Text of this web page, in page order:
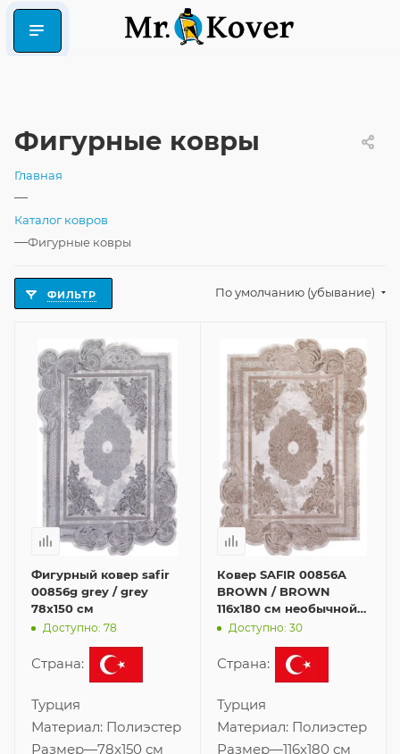
Фигурные ковры
Главная
—
Каталог ковров
—Фигурные ковры
ФИЛЬТР По умолчанию (убывание)
Фигурный ковер safir
00856g grey / grey
78x150 см
Доступно: 78
Страна:
Турция
Материал: Полиэстер
Размер—78x150 см
Ковер SAFIR 00856A
BROWN / BROWN
116x180 см необычной
формы
Доступно: 30
Страна:
Турция
Материал: Полиэстер
Размер—116x180 см